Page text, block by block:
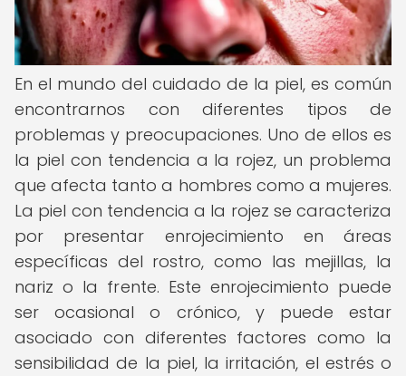
En el mundo del cuidado de la piel, es común
encontrarnos con diferentes tipos de
problemas y preocupaciones. Uno de ellos es
la piel con tendencia a la rojez, un problema
que afecta tanto a hombres como a mujeres.
La piel con tendencia a la rojez se caracteriza
por presentar enrojecimiento en áreas
específicas del rostro, como las mejillas, la
nariz o la frente. Este enrojecimiento puede
ser ocasional o crónico, y puede estar
asociado con diferentes factores como la
sensibilidad de la piel, la irritación, el estrés o